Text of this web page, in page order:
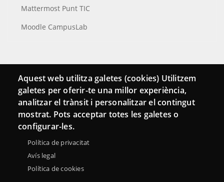
Mattermost Punt TIC
Moodle CampusLab
Connecta
Bustia de contacte
Butlletins
Aquest web utilitza galetes (cookies) Utilitzem
galetes per oferir-te una millor experiència,
analitzar el trànsit i personalitzar el contingut
mostrat. Pots acceptar totes les galetes o
configurar-les.
Política de privacitat
Avís legal
Política de cookies